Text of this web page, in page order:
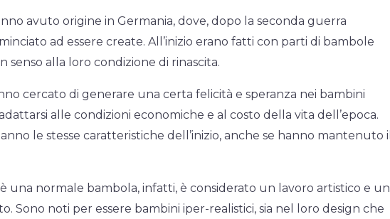
avuto origine in Germania, dove, dopo la seconda guerra
ad essere create. All’inizio erano fatti con parti di bambole
senso alla loro condizione di rinascita.
cercato di generare una certa felicità e speranza nei bambini
alle condizioni economiche e al costo della vita dell’epoca.
le stesse caratteristiche dell’inizio, anche se hanno mantenuto il
una normale bambola, infatti, è considerato un lavoro artistico e un
Sono noti per essere bambini iper-realistici, sia nel loro design che